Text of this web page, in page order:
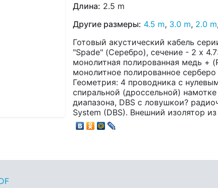
Длина: 2.5 m
Другие размеры: 4.5 m, 3.0 m, 2.0 m,
Готовый акустический кабель
"Spade" (Серебро), сечение - 2 x
монолитная полированная медь +
монолитное полированное серберо
Геометрия: 4 проводника с
спиральной (дроссельной)
диапазона, DBS с ловушкои?
System (DBS). Внешний изолятор